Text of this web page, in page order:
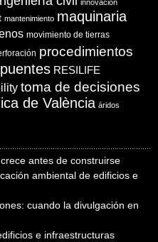
innovación
mantenimiento maquinaria
movimiento de tierras
procedimientos
puentes RESILIFE
toma de decisiones
de València áridos
antes de construirse
ambiental de edificios e
cuando la divulgación en
e infraestructuras